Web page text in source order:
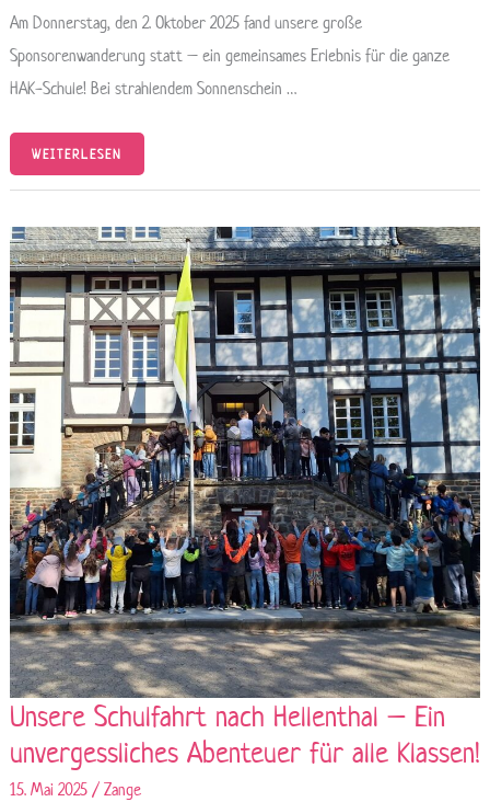
Am Donnerstag, den 2. Oktober 2025 fand unsere große
Sponsorenwanderung statt – ein gemeinsames Erlebnis für die ganze
HAK-Schule! Bei strahlendem Sonnenschein …
WEITERLESEN
Unsere Schulfahrt nach Hellenthal – Ein
unvergessliches Abenteuer für alle Klassen!
15. Mai 2025/Zange
UNSERE
SCHULFAHRT
NACH
HELLENTHAL
–
EIN
UNVERGESSLICHES
ABENTEUER
ALLE